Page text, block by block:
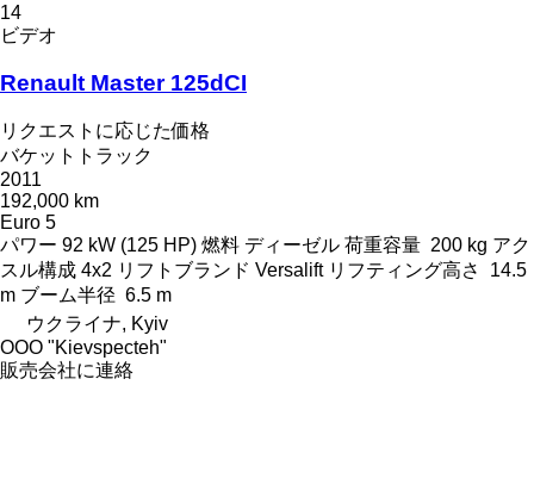
14
ビデオ
Renault Master 125dCI
リクエストに応じた価格
バケットトラック
2011
192,000 km
Euro 5
パワー 92 kW (125 HP) 燃料 ディーゼル 荷重容量 200 kg アク
スル構成 4x2 リフトブランド Versalift リフティング高さ
14.5
m ブーム半径 6.5 m
ウクライナ, Kyiv
OOO "Kievspecteh"
販売会社に連絡